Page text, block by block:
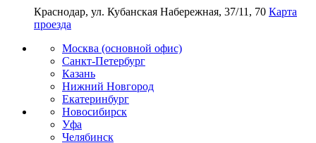
Краснодар, ул. Кубанская Набережная, 37/11, 70 Карта
проезда
Москва (основной офис)
Санкт-Петербург
Казань
Нижний Новгород
Екатеринбург
Новосибирск
Уфа
Челябинск